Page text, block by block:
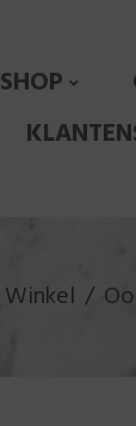
SHOP
Winkel